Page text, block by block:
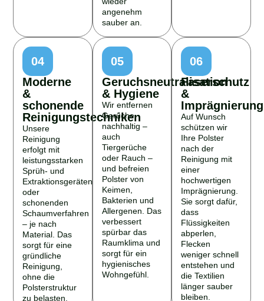
angenehm
sauber an.
04
Moderne
&
schonende
Reinigungstechniken
Unsere
Reinigung
erfolgt mit
leistungsstarken
Sprüh- und
Extraktionsgeräten
oder
schonenden
Schaumverfahren
– je nach
Material. Das
sorgt für eine
gründliche
Reinigung,
ohne die
Polsterstruktur
zu belasten.
05
Geruchsneutralisation
& Hygiene
Wir entfernen
Gerüche
nachhaltig –
auch
Tiergerüche
oder Rauch –
und befreien
Polster von
Keimen,
Bakterien und
Allergenen. Das
verbessert
spürbar das
Raumklima und
sorgt für ein
hygienisches
Wohngefühl.
06
Faserschutz
&
Imprägnierung
Auf Wunsch
schützen wir
Ihre Polster
nach der
Reinigung mit
einer
hochwertigen
Imprägnierung.
Sie sorgt dafür,
dass
Flüssigkeiten
abperlen,
Flecken
weniger schnell
entstehen und
die Textilien
länger sauber
bleiben.